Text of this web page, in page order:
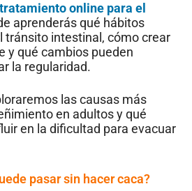
tratamiento online para el
aprenderás qué hábitos
tránsito intestinal, cómo crear
y qué cambios pueden
la regularidad.
las causas más
en adultos y qué
en la dificultad para evacuar
pasar sin hacer caca?